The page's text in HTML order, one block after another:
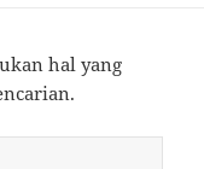
hal yang